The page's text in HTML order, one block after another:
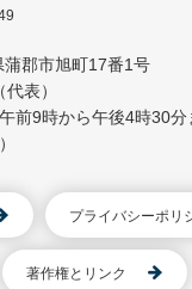
郡市旭町17番1号
表）
前9時から午後4時30
プライバシーポリ
著作権とリンク